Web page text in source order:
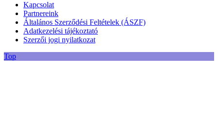
Kapcsolat
Partnereink
Általános Szerződési Feltételek (ÁSZF)
Adatkezelési tájékoztató
Szerzői jogi nyilatkozat
Top